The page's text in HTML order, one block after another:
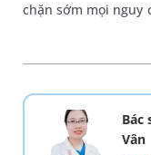
chặn sớm mọi nguy
Bác
Vân